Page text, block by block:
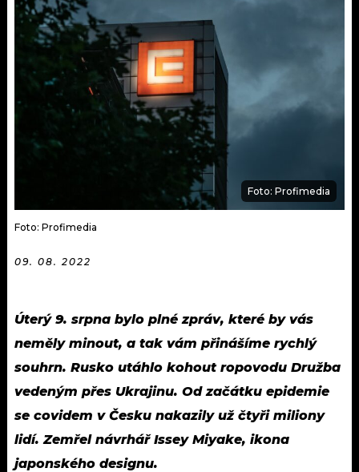
VIP
TRENDY
KULTURA
PLAYLIST
JAK NALADIT
Foto: Profimedia
Foto: Profimedia
09. 08. 2022
Úterý 9. srpna bylo plné zpráv, které by vás
neměly minout, a tak vám přinášíme rychlý
souhrn. Rusko utáhlo kohout ropovodu Družba
vedeným přes Ukrajinu. Od začátku epidemie
se covidem v Česku nakazily už čtyři miliony
lidí. Zemřel návrhář Issey Miyake, ikona
japonského designu.